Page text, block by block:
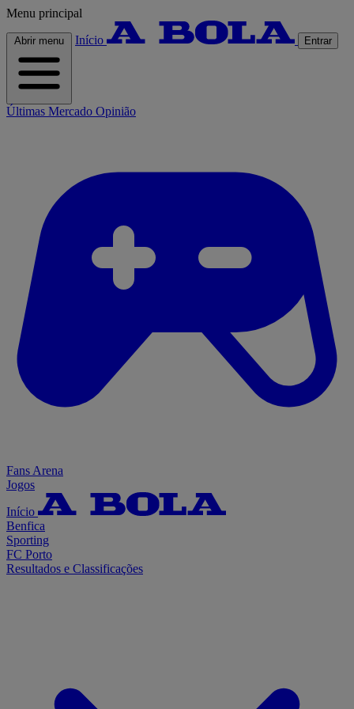
Menu principal
Abrir menu Início Entrar
Últimas Mercado Opinião
Fans Arena
Jogos
Início
Benfica
Sporting
FC Porto
Resultados e Classificações